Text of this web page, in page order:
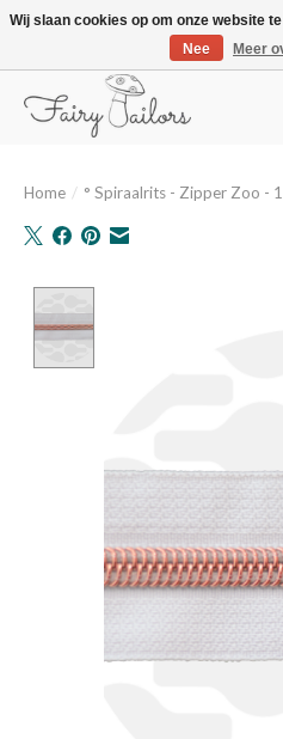
De mooiste online selectie stoffen en
Home / ° Spiraalrits - Zipper Zoo -
Wij slaan cookies op om onze website
Nee
Meer